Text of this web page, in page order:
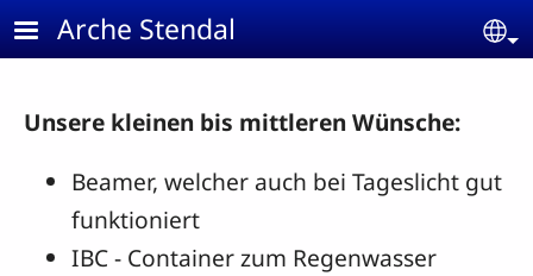
Skip to main content
Arche Stendal
Unsere kleinen bis mittleren Wünsche:
Beamer, welcher auch bei Tageslicht gut
funktioniert
IBC - Container zum Regenwasser